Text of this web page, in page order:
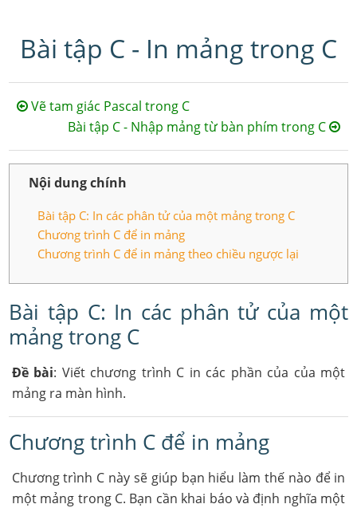
Bài tập C - In mảng trong C
Vẽ tam giác Pascal trong C
Bài tập C - Nhập mảng từ bàn phím trong C
Nội dung chính
Bài tập C: In các phân tử của một mảng trong C
Chương trình C để in mảng
Chương trình C để in mảng theo chiều ngược lại
Bài tập C: In các phân tử của một
mảng trong C
Đề bài: Viết chương trình C in các phần của của một
mảng ra màn hình.
Chương trình C để in mảng
Chương trình C này sẽ giúp bạn hiểu làm thế nào để in
một mảng trong C. Bạn cần khai báo và định nghĩa một